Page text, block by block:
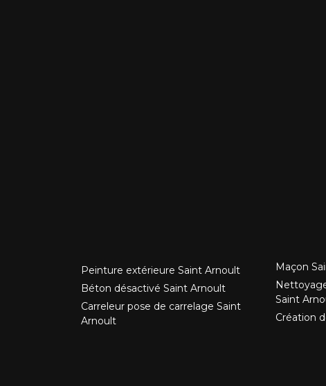
Peinture extérieure Saint Arnoult
Béton désactivé Saint Arnoult
Carreleur pose de carrelage Saint
Arnoult
Maçon
Saint
Création